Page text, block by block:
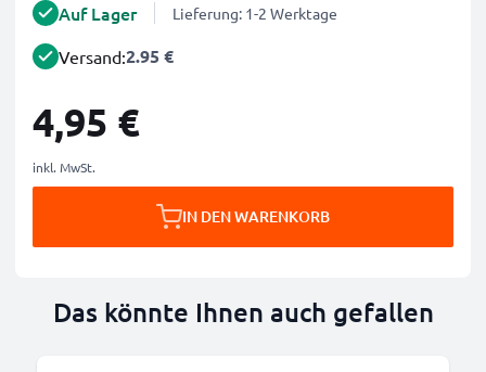
Auf Lager Lieferung: 1-2 Werktage
Versand:2.95 €
4,95 €
inkl. MwSt.
IN DEN WARENKORB
Das könnte Ihnen auch gefallen